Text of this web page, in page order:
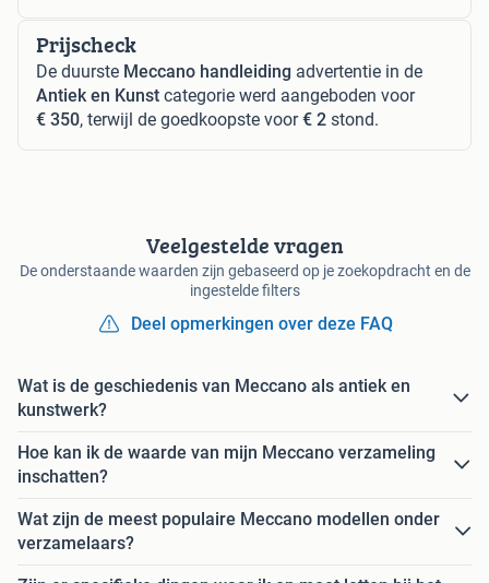
Prijscheck
De duurste Meccano handleiding advertentie in de
Antiek en Kunst categorie werd aangeboden voor
€ 350, terwijl de goedkoopste voor€ 2 stond.
Veelgestelde vragen
De onderstaande waarden zijn gebaseerd op je zoekopdracht en de
ingestelde filters
Deel opmerkingen over deze FAQ
Wat is de geschiedenis van Meccano als antiek en
kunstwerk?
Hoe kan ik de waarde van mijn Meccano verzameling
inschatten?
Wat zijn de meest populaire Meccano modellen onder
verzamelaars?